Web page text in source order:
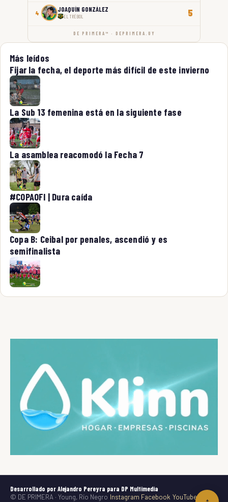
4 JOAQUÍN GONZÁLEZ
EL TRÉBOL 5
DE PRIMERA™ · DEPRIMERA.UY
Más leídos
Fijar la fecha, el deporte más difícil de este invierno
La Sub 13 femenina está en la siguiente fase
La asamblea reacomodó la Fecha 7
#COPAOFI | Dura caída
Copa B: Ceibal por penales, ascendió y es
semifinalista
Desarrollado por Alejandro Pereyra para DP Multimedia
© DE PRIMERA · Young, Río Negro Instagram Facebook YouTube
TikTok